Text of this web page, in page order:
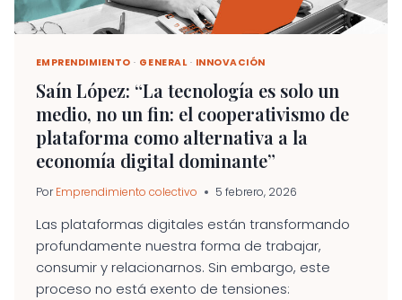
EMPRENDIMIENTO · GENERAL· INNOVACIÓN
Saín López: “La tecnología es solo un
medio, no un fin: el cooperativismo de
plataforma como alternativa a la
economía digital dominante”
Por Emprendimiento colectivo 5 febrero, 2026
Las plataformas digitales están transformando
profundamente nuestra forma de trabajar,
consumir y relacionarnos. Sin embargo, este
proceso no está exento de tensiones: